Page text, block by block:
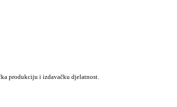
produkciju i izdavačku djelatnost.